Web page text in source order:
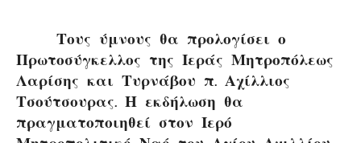
Τους ύμνους θα προλογίσει ο
Πρωτοσύγκελλος της Ιεράς Μητροπόλεως
Λαρίσης και Τυρνάβου π. Αχίλλιος
Τσούτσουρας. Η εκδήλωση θα
πραγματοποιηθεί στον Ιερό